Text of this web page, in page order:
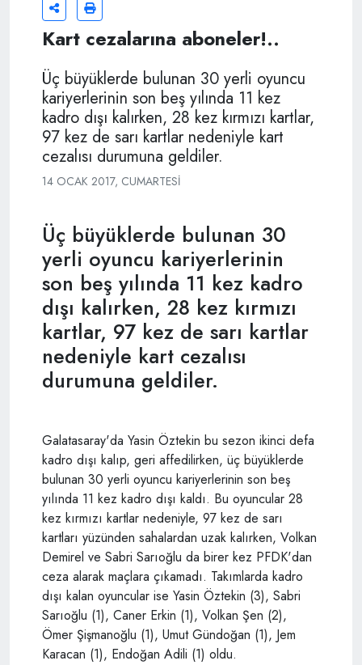
Kart cezalarına aboneler!..
Üç büyüklerde bulunan 30 yerli oyuncu
kariyerlerinin son beş yılında 11 kez
kadro dışı kalırken, 28 kez kırmızı kartlar,
97 kez de sarı kartlar nedeniyle kart
cezalısı durumuna geldiler.
14 OCAK 2017, CUMARTESI
Üç büyüklerde bulunan 30
yerli oyuncu kariyerlerinin
son beş yılında 11 kez kadro
dışı kalırken, 28 kez kırmızı
kartlar, 97 kez de sarı kartlar
nedeniyle kart cezalısı
durumuna geldiler.
Galatasaray'da Yasin Öztekin bu sezon ikinci defa
kadro dışı kalıp, geri affedilirken, üç büyüklerde
bulunan 30 yerli oyuncu kariyerlerinin son beş
yılında 11 kez kadro dışı kaldı. Bu oyuncular 28
kez kırmızı kartlar nedeniyle, 97 kez de sarı
kartları yüzünden sahalardan uzak kalırken, Volkan
Demirel ve Sabri Sarıoğlu da birer kez PFDK'dan
ceza alarak maçlara çıkamadı. Takımlarda kadro
dışı kalan oyuncular ise Yasin Öztekin (3), Sabri
Sarıoğlu (1), Caner Erkin (1), Volkan Şen (2),
Ömer Şişmanoğlu (1), Umut Gündoğan (1), Jem
Karacan (1), Endoğan Adili (1) oldu.